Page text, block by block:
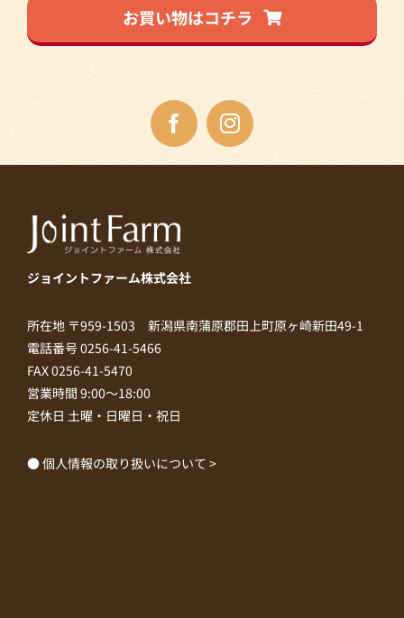
お買い物はコチラ
ジョイントファーム株式会社
所在地 〒959-1503 新潟県南蒲原郡田上町原ヶ崎新田49-1
電話番号 0256-41-5466
FAX 0256-41-5470
営業時間 9:00～18:00
定休日 土曜・日曜日・祝日
● 個人情報の取り扱いについて >